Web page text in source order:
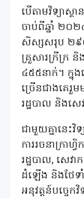
បើតាមវិទ្យាស្
ចាប់ពីឆ្នាំ ២០
សិស្សសរុប ២៩
គ្រួសារក្រីក្រ
៤៥៥នាក់។ ក្
ច្រើនជាងគេរួម
រដ្ឋបាល និងសេ
ជាមួយគ្នានេះ
ការរចនាក្រាហ្
រដ្ឋបាល, សេវ
ដំឡើង និងថែទ
អនុវត្តន៍បច្ចេ